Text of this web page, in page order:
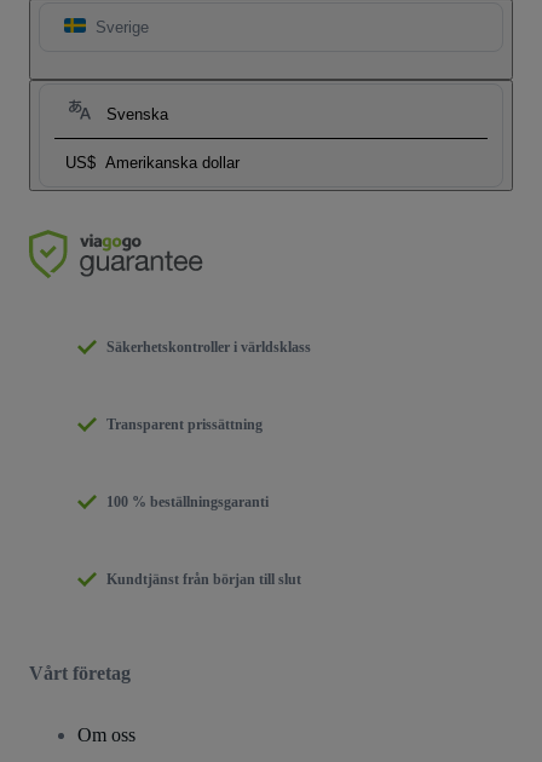
Sverige
Svenska
US$ Amerikanska dollar
Säkerhetskontroller i världsklass
Transparent prissättning
100 % beställningsgaranti
Kundtjänst från början till slut
Vårt företag
Om oss